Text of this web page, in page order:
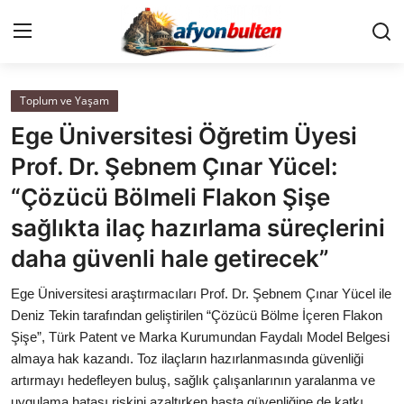
Anasayfa
Cumhurbaşkanlığı
Genel Merkez
Büyükşehir ve İller
Valilikler
Gallery
Bakanlıklar
Toplum ve Yaşam
Ege Üniversitesi Öğretim Üyesi
Prof. Dr. Şebnem Çınar Yücel:
“Çözücü Bölmeli Flakon Şişe
sağlıkta ilaç hazırlama süreçlerini
daha güvenli hale getirecek”
Ege Üniversitesi araştırmacıları Prof. Dr. Şebnem Çınar Yücel ile
Deniz Tekin tarafından geliştirilen “Çözücü Bölme İçeren Flakon
Şişe”, Türk Patent ve Marka Kurumundan Faydalı Model Belgesi
almaya hak kazandı. Toz ilaçların hazırlanmasında güvenliği
artırmayı hedefleyen buluş, sağlık çalışanlarının yaralanma ve